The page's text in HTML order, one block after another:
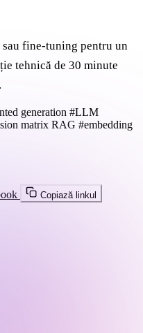
sau fine-tuning pentru un
tehnică de 30 minute
generation #LLM
matrix RAG #embedding
Copiază linkul